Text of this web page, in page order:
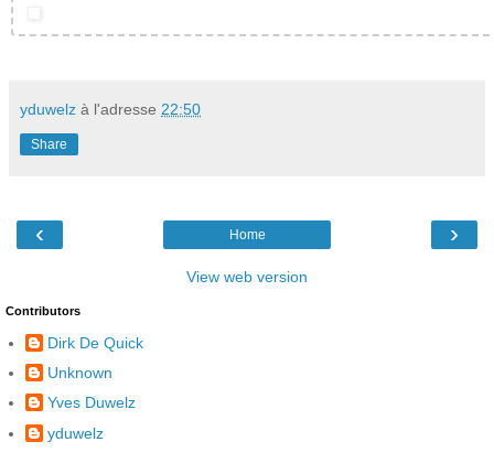
yduwelz à l'adresse 22:50
Share
‹ ›
Home
View web version
Contributors
Dirk De Quick
Unknown
Yves Duwelz
yduwelz